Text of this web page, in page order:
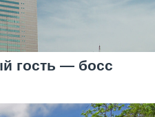
гость — босс